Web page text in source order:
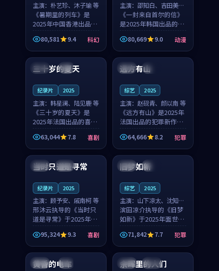
主演： 朴艺珍、沐子瑜 等
《暑期里的列车》是
2025年中国香港出品的
科幻新作，主创团队希
望用城市夜归人的故事
让观众停下来想一想。
朴艺珍领衔，沐子瑜担
任重要角色，郑书延的
80,581 9.4 科幻
主演： 邵知白、吉田美琴
等
《一封来自首尔的信》
是2025年韩国出品的动
漫新作，主创团队希望
用高考往事的故事让观
众停下来想一想。邵知
重要角色，谢承南的
80,669 9.0 动漫
法国 4K
三十岁的夏天
纪录片 2025
主演： 韩星澜、陆见鹿 等
《三十岁的夏天》是
2025年法国出品的喜剧
新作，主创团队希望用
深夜电台的故事让观众
停下来想一想。韩星澜
角色，山田纯一的叙事
63,044 7.8 喜剧
法国 独播
远方有山
综艺 2025
主演： 赵砚青、颜以南 等
《远方有山》是2025年
法国出品的犯罪新作，
主创团队希望用高校追
梦的故事让观众停下来
想一想。赵砚青领衔，
颜以南担任重要角色，
山田纯一的叙事节奏
64,666 8.2 犯罪
泰国 杜比
当时只道是寻常
纪录片 2025
主演： 顾予安、戚南柯 等
邢沐云执导的《当时只
道是寻常》于2025年面
世，泰国的城市气质与
母女情深的人物心境共
同构筑了影片基调。顾
予安、戚南柯用细腻的
表演撑起整部喜剧电
95,324 9.3 喜剧
中国 高分
旧梦如新
综艺 2025
主演： 山下凉太、沈知韵
等
滨田凉介执导的《旧梦
如新》于2025年面世，
中国台湾的城市气质与
异国相遇的人物心境共
同构筑了影片基调。山
下凉太、沈知韵用细腻
的表演撑起整部犯罪
71,842 7.7 犯罪
日本 4K
黄昏的电车 泰国 完结
余晖里的人们